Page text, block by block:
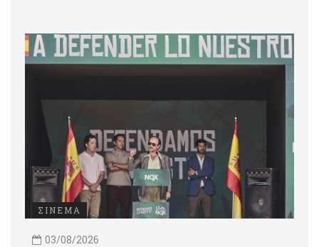
ΣΙΝΕΜΑ
03/08/2026